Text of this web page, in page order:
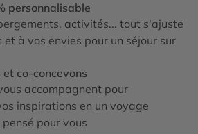
personnalisable
activités... tout s'ajuste
et à vos envies pour un séjour sur
co-concevons
accompagnent pour
inspirations en un voyage
pour vous